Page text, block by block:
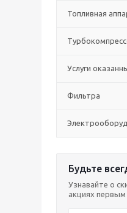
Топливная
Услуги
Фильтра
Будьте
Узнавайте о
акциях первым